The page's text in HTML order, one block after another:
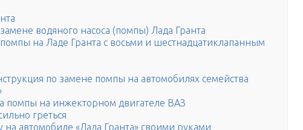
водяного насоса (помпы) Лада Гранта
на Ладе Гранта с восьми и шестнадцатиклапанным
по замене помпы на автомобилях семейства
помпы на инжекторном двигателе ВАЗ
греться
на автомобиле «Лада Гранта» своими руками